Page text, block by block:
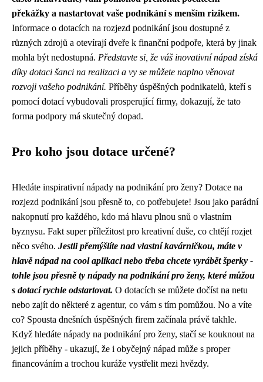
překážky a nastartovat vaše podnikání s menším rizikem.
Informace o dotacích na rozjezd podnikání jsou dostupné z
různých zdrojů a otevírají dveře k finanční podpoře, která by jinak
mohla být nedostupná. Představte si, že váš inovativní nápad získá
díky dotaci šanci na realizaci a vy se můžete naplno věnovat
rozvoji vašeho podnikání. Příběhy úspěšných podnikatelů, kteří s
pomocí dotací vybudovali prosperující firmy, dokazují, že tato
forma podpory má skutečný dopad.
Pro koho jsou dotace určené?
Hledáte inspirativnínápady na podnikání pro ženy? Dotace na
rozjezd podnikání jsou přesně to, co potřebujete! Jsou jako parádní
nakopnutí pro každého, kdo má hlavu plnou snů o vlastním
byznysu. Fakt super příležitost pro kreativní duše, co chtějí rozjet
něco svého. Jestli přemýšlíte nad vlastní kavárničkou, máte v
hlavě nápad na cool aplikaci nebo třeba chcete vyrábět šperky -
tohle jsou přesně ty nápady na podnikání pro ženy, které můžou
s dotací rychle odstartovat. O dotacích se můžete dočíst na netu
nebo zajít do některé z agentur, co vám s tím pomůžou. No a víte
co? Spousta dnešních úspěšných firem začínala právě takhle.
Když hledáte nápady na podnikání pro ženy, stačí se kouknout na
jejich příběhy - ukazují, že i obyčejný nápad může s proper
financováním a trochou kuráže vystřelit mezi hvězdy.